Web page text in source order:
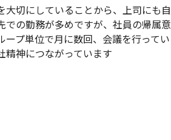
大切にしていることから、上司にも
での勤務が多めですが、社員の帰属
ープ単位で月に数回、会議を行って
精神につながっています